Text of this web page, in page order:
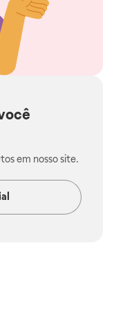
em nosso site.